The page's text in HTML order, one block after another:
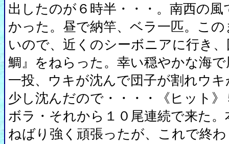
出したのが６時半・・・。南西の
かった。昼で納竿、ベラ一匹。こ
いので、近くのシーボニアに行き
鯛』をねらった。幸い穏やかな海
一投、ウキが沈んで団子が割れウ
少し沈んだので・・・・《ヒット
ボラ・それから１０尾連続で来た
ねばり強く頑張ったが、これで終